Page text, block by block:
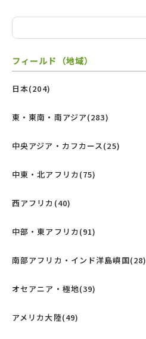
フィールド（地域）
日本(204)
東・東南・南アジア(283)
中央アジア・カフカース(25)
中東・北アフリカ(75)
西アフリカ(40)
中部・東アフリカ(91)
南部アフリカ・インド洋島嶼国(28)
オセアニア・極地(39)
アメリカ大陸(49)